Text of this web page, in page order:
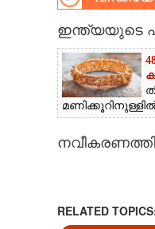
CARTOONS
LITERATURE
ഇന്ത്യയുടെ
RELATED